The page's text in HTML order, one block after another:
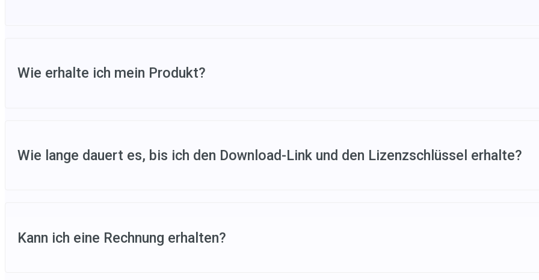
Wie erhalte ich mein Produkt?
Wie lange dauert es, bis ich den Download-Link und den Lizenzschlüssel erhalte?
Kann ich eine Rechnung erhalten?